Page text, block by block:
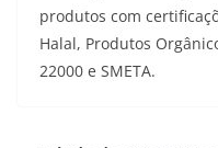
produtos com
Halal, Produtos
22000 e SMETA.